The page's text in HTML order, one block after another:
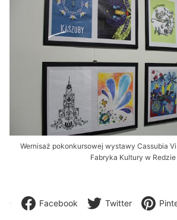
Wernisaż pokonkursowej wystawy Cassubia
Fabryka Kultury w Redzie
Facebook Twitter